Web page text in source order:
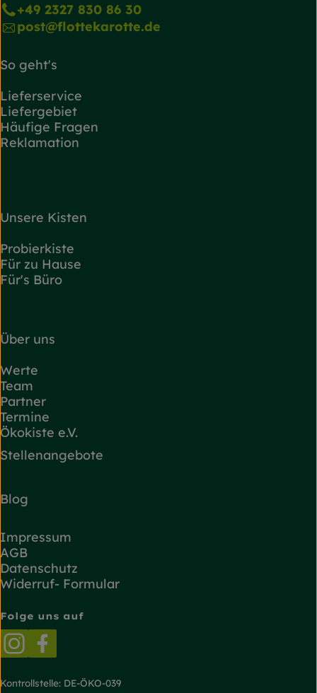
+49 2327 830 86 30
post@flottekarotte.de
So geht's
Lieferservice
Liefergebiet
Häufige Fragen
Reklamation
Unsere Kisten
Probierkiste
Für zu Hause
Für's Büro
Über uns
Werte
Team
Partner
Termine
Ökokiste e.V.
Stellenangebote
Blog
Impressum
AGB
Datenschutz
Widerruf- Formular
Folge uns auf
Externer Link zu https://
Kontrollstelle: DE-ÖKO-039